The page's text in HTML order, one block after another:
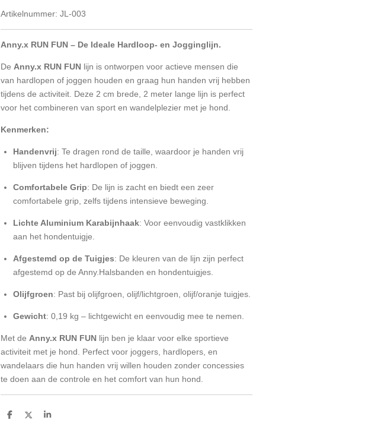
Artikelnummer: JL-003
Anny.x RUN FUN – De Ideale Hardloop- en Jogginglijn.
De Anny.x RUN FUN lijn is ontworpen voor actieve mensen die
van hardlopen of joggen houden en graag hun handen vrij hebben
tijdens de activiteit. Deze 2 cm brede, 2 meter lange lijn is perfect
voor het combineren van sport en wandelplezier met je hond.
Kenmerken:
Handenvrij: Te dragen rond de taille, waardoor je handen vrij
blijven tijdens het hardlopen of joggen.
Comfortabele Grip: De lijn is zacht en biedt een zeer
comfortabele grip, zelfs tijdens intensieve beweging.
Lichte Aluminium Karabijnhaak: Voor eenvoudig vastklikken
aan het hondentuigje.
Afgestemd op de Tuigjes: De kleuren van de lijn zijn perfect
afgestemd op de Anny.Halsbanden en hondentuigjes.
Olijfgroen: Past bij olijfgroen, olijf/lichtgroen, olijf/oranje tuigjes.
Gewicht: 0,19 kg – lichtgewicht en eenvoudig mee te nemen.
Met de Anny.x RUN FUN lijn ben je klaar voor elke sportieve
activiteit met je hond. Perfect voor joggers, hardlopers, en
wandelaars die hun handen vrij willen houden zonder concessies
te doen aan de controle en het comfort van hun hond.
D
D
S